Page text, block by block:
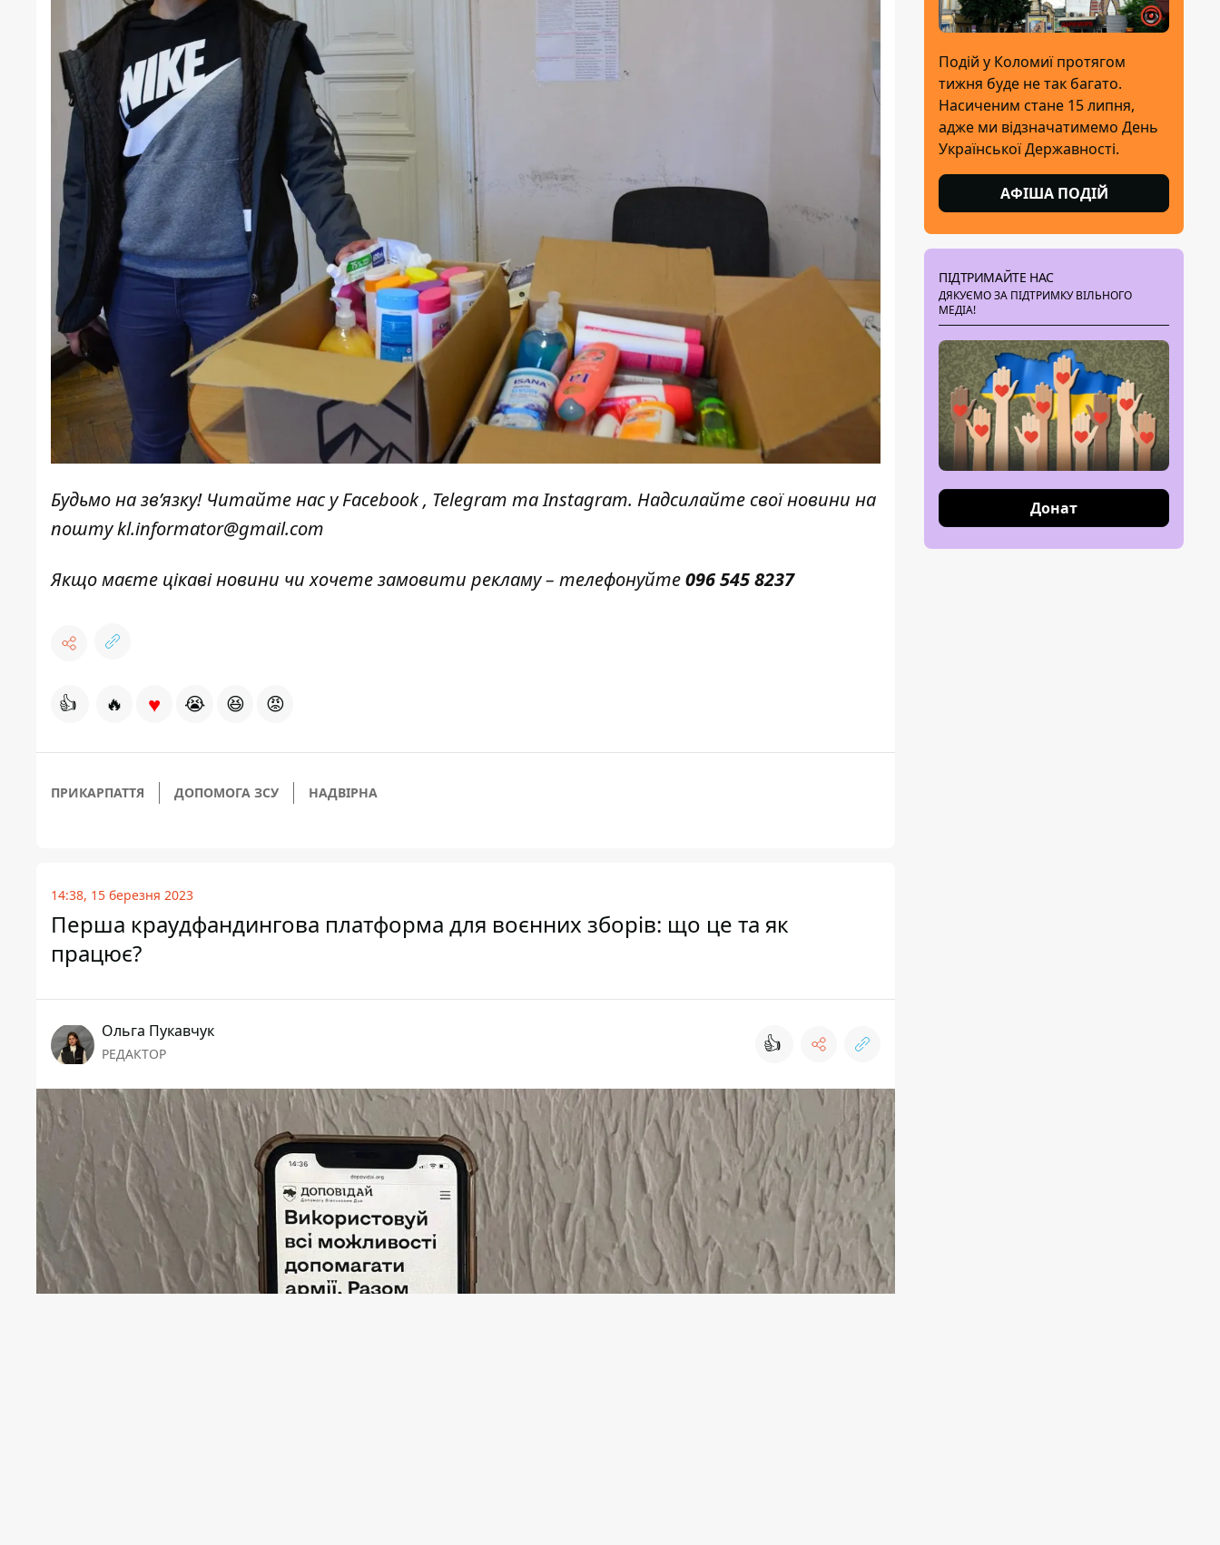
Будьмо на зв’язку! Читайте нас уFacebook, Telegram таInstagram. Надсилайте свої новини на
поштуkl.informator@gmail.com
Якщо маєте цікаві новини чи хочете замовити рекламу – телефонуйте096 545 8237
👍 🔥 ♥ 😭 😆 😡
ПРИКАРПАТТЯ ДОПОМОГА ЗСУ НАДВІРНА
14:38, 15 березня 2023
Перша краудфандингова платформа для воєнних зборів: що це та як
працює?
Ольга Пукавчук
РЕДАКТОР 👍
Подій у Коломиї протягом
тижня буде не так багато.
Насиченим стане 15 липня,
адже ми відзначатимемо День
Української Державності.
АФІША ПОДІЙ
ПІДТРИМАЙТЕ НАС
ДЯКУЄМО ЗА ПІДТРИМКУ ВІЛЬНОГО
МЕДІА!
Донат